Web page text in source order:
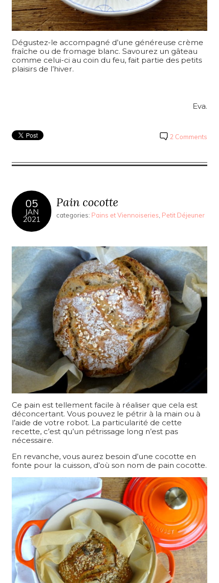
Dégustez-le accompagné d’une généreuse crème
fraîche ou de fromage blanc. Savourez un gâteau
comme celui-ci au coin du feu, fait partie des petits
plaisirs de l’hiver.
Eva.
2 Comments
05
JAN
2021
Pain cocotte
categories: Pains et Viennoiseries Petit Déjeuner
Ce pain est tellement facile à réaliser que cela est
déconcertant. Vous pouvez le pétrir à la main ou à
l’aide de votre robot. La particularité de cette
recette, c’est qu’un pétrissage long n’est pas
nécessaire.
En revanche, vous aurez besoin d’une cocotte en
fonte pour la cuisson, d’où son nom de pain cocotte.